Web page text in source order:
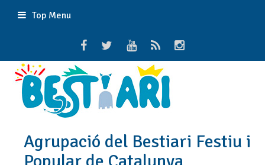
Top Menu
Agrupació del Bestiari Festiu i